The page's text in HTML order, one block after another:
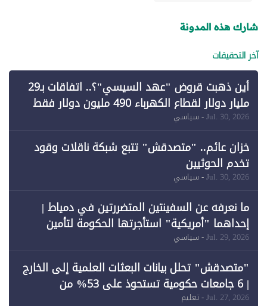
شارك هذه المدونة
آخر التحقيقات
أين ذهبت قروض "عهد السيسي"؟.. اتفاقات بـ29
مليار دولار لقطاع الكهرباء 490 مليون دولار فقط
لـ"الطاقة المتجددة" (1)
Jul. 30, 2026- سياسي
خزان عائم.. "متصدقش" تتبع شبكة ناقلات وقود
تخدم الحوثيين
Jul. 30, 2026- سياسي
ما نعرفه عن السفينتين المتضررتين في دمياط |
إحداهما "أمريكية" استأجرتها الحكومة لتأمين
احتياجات الطاقة
Jul. 29, 2026- سياسي
"متصدقش" تحلل بيانات البعثات العلمية إلى الخارج
| 6 جامعات حكومية تستحوذ على 53% من
Jul. 27, 2026- تعليم